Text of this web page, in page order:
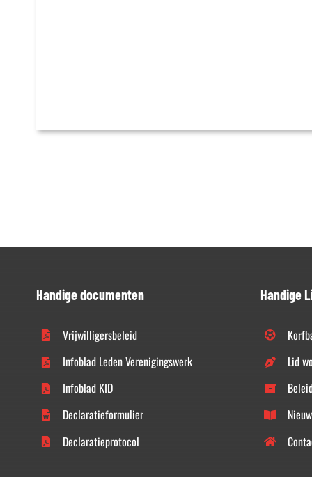
Handige documenten
Vrijwilligersbeleid
Infoblad Leden Verenigingswerk
Infoblad KID
Declaratieformulier
Declaratieprotocol
Handige
Lid